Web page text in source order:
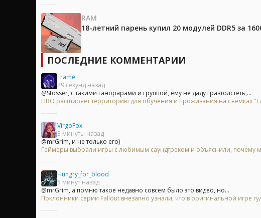
RAM
18-летний парень купил 20 модулей DDR5 за
ПОСЛЕДНИЕ КОММЕНТАРИИ
Frame
29 секунд назад
@Stosser, с такими ганорарами и группой, ему не дадут разтолстеть,...
HBO расширяет территорию для обучения и проживания на съёмках
VirgoFox
3 минуты назад
@mrGrim, и не только его)
Геймеры выбрали игры с любимым саундтреком и объяснили, почему
Hungry_for_blood
5 минут назад
@mrGrim, а помню такое недавно совсем было это видео, но...
Поклонники серии Fallout внезапно узнали, что в оригинальной игре